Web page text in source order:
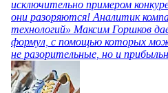
исключительно примером
они разоряются! Аналитик
технологий» Максим Горшков
формул, с помощью которых
не разорительные, но и